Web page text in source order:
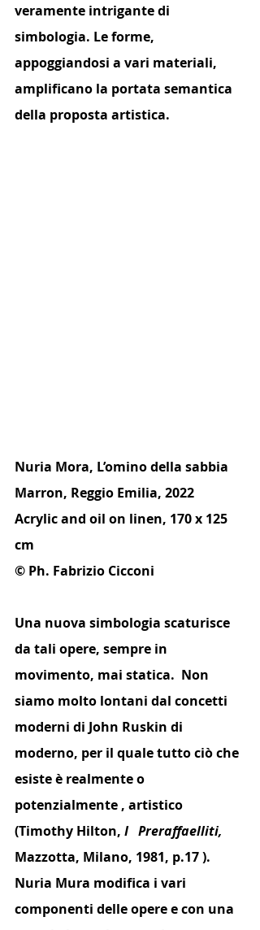
veramente intrigante di
simbologia. Le forme,
appoggiandosi a vari materiali,
amplificano la portata semantica
della proposta artistica.
Nuria Mora, L’omino della sabbia
Marron, Reggio Emilia, 2022
Acrylic and oil on linen, 170 x 125
cm
© Ph. Fabrizio Cicconi
Una nuova simbologia scaturisce
da tali opere, sempre in
movimento, mai statica.  Non
siamo molto lontani dal concetti
moderni di John Ruskin di
moderno, per il quale tutto ciò che
esiste è realmente o
potenzialmente , artistico
(Timothy Hilton, I Preraffaelliti,
Mazzotta, Milano, 1981, p.17 ).
Nuria Mura modifica i vari
componenti delle opere e con una